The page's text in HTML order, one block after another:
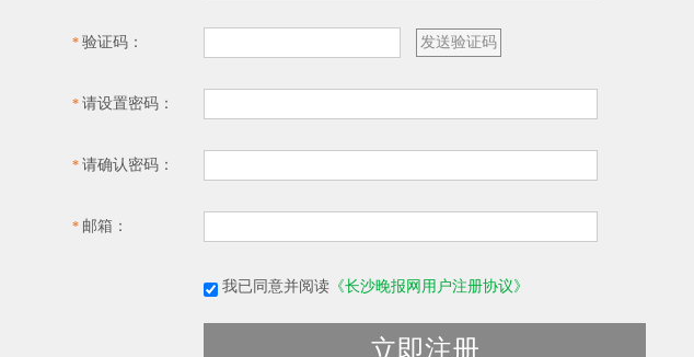
* 验证码：
* 请设置密码：
* 请确认密码：
* 邮箱：
我已同意并阅读 《长沙晚报网用户注册协议》
立即注册